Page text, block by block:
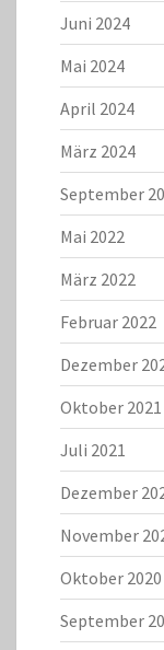
Juni 2024
Mai 2024
April 2024
März 2024
September
Mai 2022
März 2022
Februar 2022
Dezember
Oktober 2021
Juli 2021
Dezember
November
Oktober 2020
September